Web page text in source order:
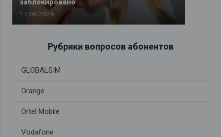
заблокировано
17.06.2026
Рубрики вопросов абонентов
GLOBALSIM
Orange
Ortel Mobile
Vodafone